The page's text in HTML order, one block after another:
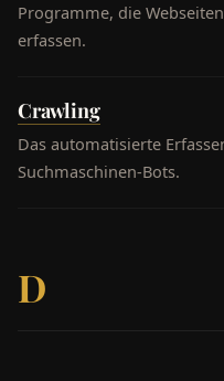
Programme, die
erfassen.
Crawling
Das automatisierte
Suchmaschinen-Bots.
D